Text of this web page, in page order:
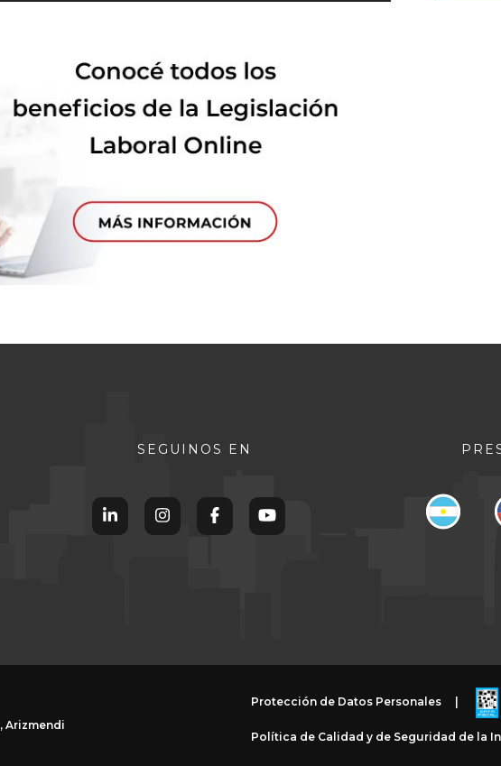
SEGUINOS EN
Arizmendi
Protección de Datos Personales
Política de Calidad y de Seguridad de la